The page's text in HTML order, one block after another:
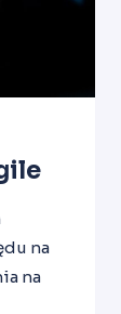
na
na